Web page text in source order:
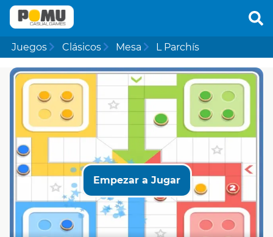
Juegos Clásicos Mesa L Parchís
Empezar a Jugar